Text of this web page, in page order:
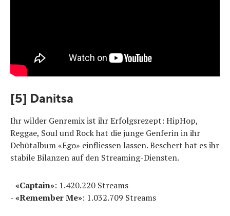
[5] Danitsa
Ihr wilder Genremix ist ihr Erfolgsrezept: HipHop,
Reggae, Soul und Rock hat die junge Genferin in ihr
Debütalbum «Ego» einfliessen lassen. Beschert hat es ihr
stabile Bilanzen auf den Streaming-Diensten.
-«Captain»: 1.420.220 Streams
-«Remember Me»: 1.032.709 Streams